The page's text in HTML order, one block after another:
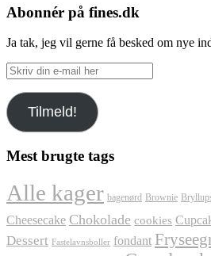
Abonnér på fines.dk
Ja tak, jeg vil gerne få besked om nye
Skriv
din
e-
mail
her
Tilmeld!
Mest brugte tags
Alle kager bagenørd Brownie
Cheesecake Chokolade cookies
Dessert Fastelavnsboller fondant